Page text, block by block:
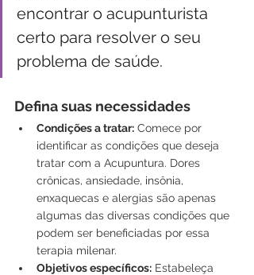
encontrar o acupunturista
certo para resolver o seu
problema de saúde.
Defina suas necessidades
Condições a tratar: Comece por
identificar as condições que deseja
tratar com a Acupuntura. Dores
crônicas, ansiedade, insônia,
enxaquecas e alergias são apenas
algumas das diversas condições que
podem ser beneficiadas por essa
terapia milenar.
Objetivos específicos: Estabeleça